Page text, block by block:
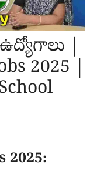
|
2025 |
2025: